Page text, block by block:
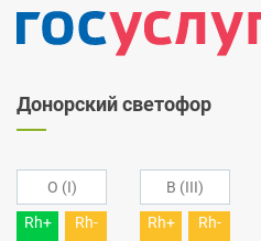
Донорский светофор
O (I)
Rh+
Rh-
B (III)
Rh+
Rh-